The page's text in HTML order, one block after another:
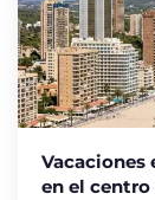
Vacaciones
en el